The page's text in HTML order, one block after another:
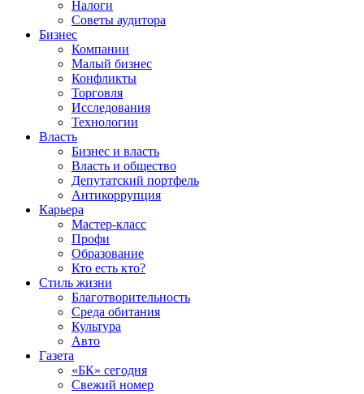
Налоги
Советы аудитора
Бизнес
Компании
Малый бизнес
Конфликты
Торговля
Исследования
Технологии
Власть
Бизнес и власть
Власть и общество
Депутатский портфель
Антикоррупция
Карьера
Мастер-класс
Профи
Образование
Кто есть кто?
Стиль жизни
Благотворительность
Среда обитания
Культура
Авто
Газета
«БК» сегодня
Свежий номер